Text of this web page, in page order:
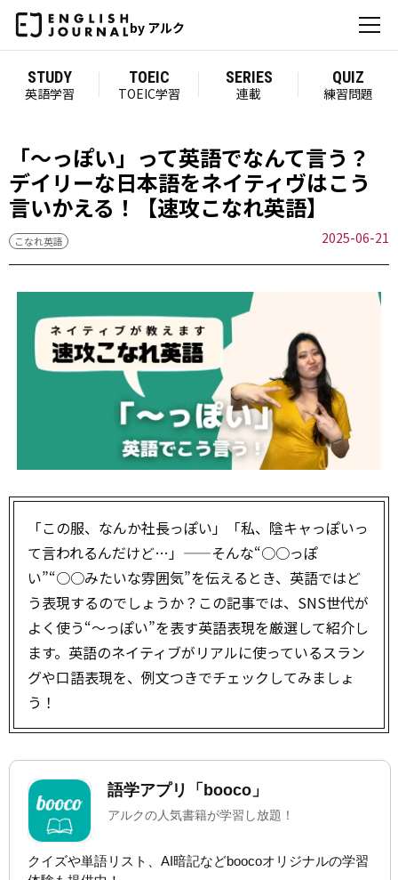
by アルク
STUDY
英語学習
TOEIC
TOEIC学習
SERIES
連載
QUIZ
練習問題
「～っぽい」って英語でなんて言う？
デイリーな日本語をネイティヴはこう
言いかえる！【速攻こなれ英語】
こなれ英語 2025-06-21
「この服、なんか社長っぽい」「私、陰キャっぽいっ
て言われるんだけど…」——そんな“○○っぽ
い”“○○みたいな雰囲気”を伝えるとき、英語ではど
う表現するのでしょうか？この記事では、SNS世代が
よく使う“〜っぽい”を表す英語表現を厳選して紹介し
ます。英語のネイティブがリアルに使っているスラン
グや口語表現を、例文つきでチェックしてみましょ
う！